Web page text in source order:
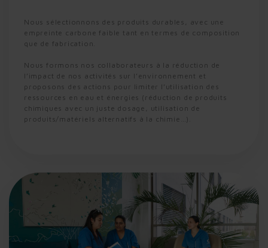
Nous sélectionnons des produits durables, avec une
empreinte carbone faible tant en termes de composition
que de fabrication.
Nous formons nos collaborateurs à la réduction de
l’impact de nos activités sur l’environnement et
proposons des actions pour limiter l’utilisation des
ressources en eau et énergies (réduction de produits
chimiques avec un juste dosage, utilisation de
produits/matériels alternatifs à la chimie…).